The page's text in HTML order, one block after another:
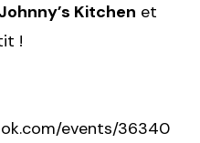
Kitchen et
!
events/36340